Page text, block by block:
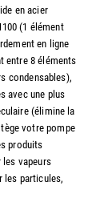
en acier
(1 élément
en ligne
entre 8 éléments
condensables),
avec une plus
(élimine la
votre pompe
produits
vapeurs
les particules,